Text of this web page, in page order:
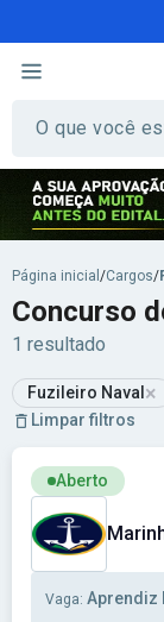
Página inicial /Cargos/
Concurso
1 resultado
Fuzileiro Naval ×
Limpar filtros
Ver concurso:
Aberto
Vaga: Aprendiz